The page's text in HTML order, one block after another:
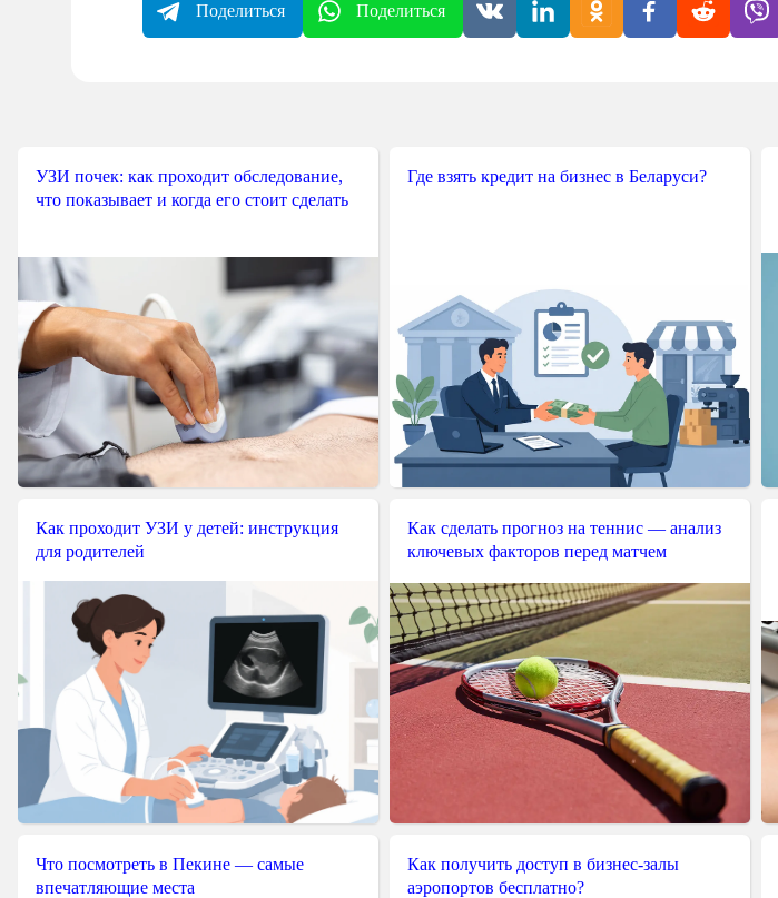
Поделиться Поделиться
УЗИ почек: как проходит обследование,
что показывает и когда его стоит сделать
Где взять кредит на бизнес в Беларуси?
Как проходит УЗИ у детей: инструкция
для родителей
Как сделать прогноз на теннис — анализ
ключевых факторов перед матчем
Что посмотреть в Пекине — самые
впечатляющие места
Как получить доступ в бизнес-залы
аэропортов бесплатно?